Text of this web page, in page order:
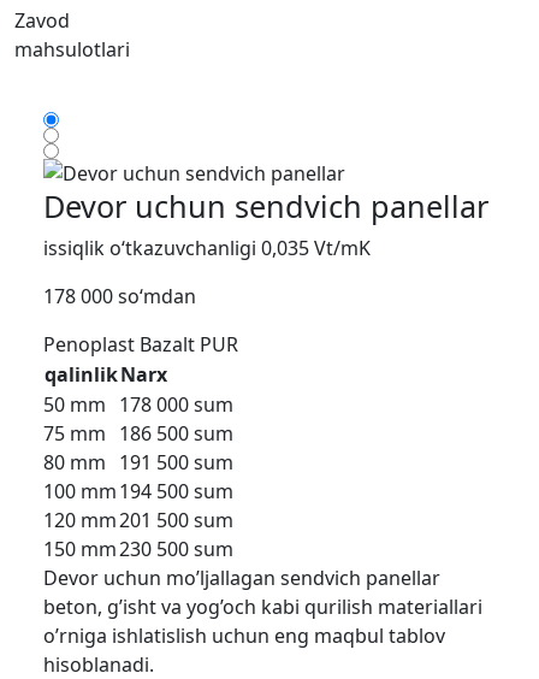
Zavod
mahsulotlari
Devor uchun sendvich panellar
issiqlik o‘tkazuvchanligi 0,035 Vt/mK
178 000 so‘mdan
Penoplast Bazalt PUR
qalinlikNarx
50 mm 178 000 sum
75 mm 186 500 sum
80 mm 191 500 sum
100 mm194 500 sum
120 mm201 500 sum
150 mm230 500 sum
Devor uchun mo’ljallagan sendvich panellar
beton, g’isht va yog’och kabi qurilish materiallari
o’rniga ishlatislish uchun eng maqbul tablov
hisoblanadi.